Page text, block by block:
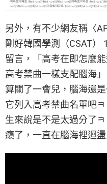
另外，有不少網友稱〈
剛好韓國學測（CSAT）
留言，「高考在即怎麼
高考禁曲一樣支配腦海
算關了一會兒，腦海還
它列入高考禁曲名單吧
生來說是不是太過分了
癮了，一直在腦海裡迴盪